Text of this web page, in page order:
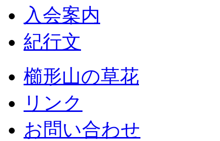
入会案内
紀行文
櫛形山の草花
リンク
お問い合わせ